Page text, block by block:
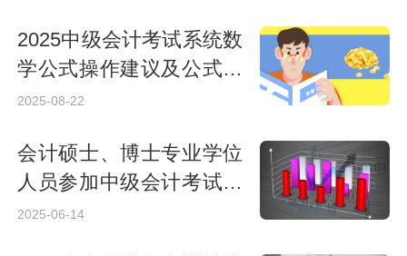
2025中级会计考试系统数
学公式操作建议及公式和
符号输入方法介绍
2025-08-22
会计硕士、博士专业学位
人员参加中级会计考试可
申请免试《财务管理》科
2025-06-14